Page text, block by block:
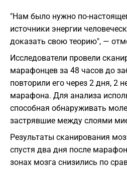
"Нам было нужно по-
источники энергии
доказать свою теорию", —
Исследователи провели
марафонцев за 48 часов до
повторили его через 2 дня, 2
марафона. Для анализа
способная обнаруживать
застрявшие между слоями
Результаты сканирования
спустя два дня после
зонах мозга снизились по